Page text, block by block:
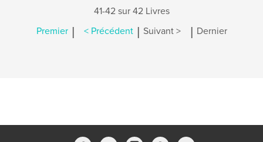
41-42 sur 42 Livres
Premier | < Précédent | Suivant > | Dernier